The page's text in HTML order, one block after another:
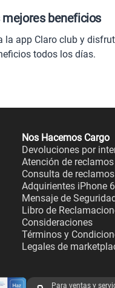
mejores beneficios
la app Claro club y
todos los días.
Nos Hacemos Cargo
Devoluciones por
Atención de reclamos
Consulta de reclamos
Adquirientes iPhone
Mensaje de
Libro de
Consideraciones
Términos y
Legales de
Para ventas y